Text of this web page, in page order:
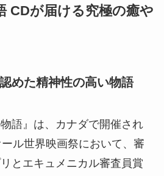
CDが届ける究極の癒や
めた精神性の高い物語
語』は、カナダで開催され
ル世界映画祭において、審
とエキュメニカル審査員賞